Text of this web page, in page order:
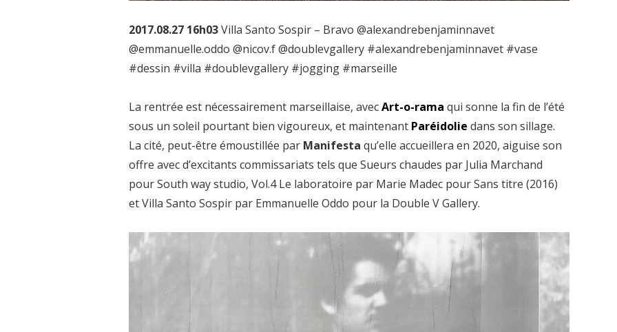
2017.08.27 16h03Villa Santo Sospir – Bravo @alexandrebenjaminnavet
@emmanuelle.oddo @nicov.f @doublevgallery #alexandrebenjaminnavet #vase
#dessin #villa #doublevgallery #jogging #marseille
La rentrée est nécessairement marseillaise, avecArt-o-rama qui sonne la fin de l’été
sous un soleil pourtant bien vigoureux, et maintenant Paréidolie dans son sillage.
La cité, peut-être émoustillée par Manifesta qu’elle accueillera en 2020, aiguise son
offre avec d’excitants commissariats tels que Sueurs chaudes par Julia Marchand
pour South way studio, Vol.4 Le laboratoire par Marie Madec pour Sans titre (2016)
et Villa Santo Sospir par Emmanuelle Oddo pour la Double V Gallery.